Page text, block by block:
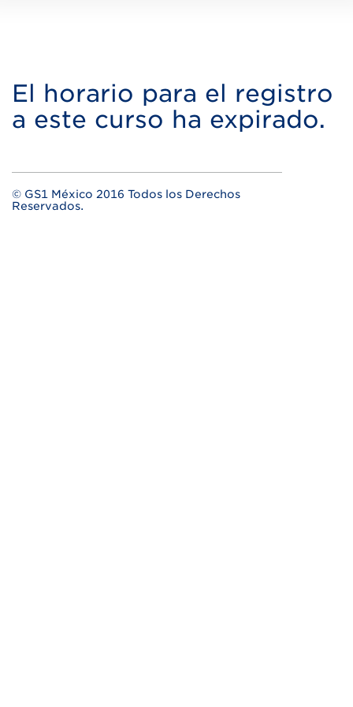
El horario para el registro
a este curso ha expirado.
© GS1 México 2016 Todos los Derechos
Reservados.